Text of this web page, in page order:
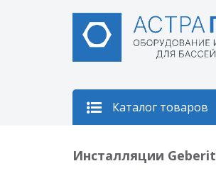
Каталог товаров
Инсталляции Geberit